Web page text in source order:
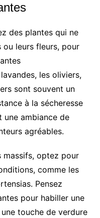
des plantes qui ne
leurs fleurs, pour
les oliviers,
sont souvent un
à la sécheresse
une ambiance de
agréables.
massifs, optez pour
comme les
Pensez
pour habiller une
touche de verdure